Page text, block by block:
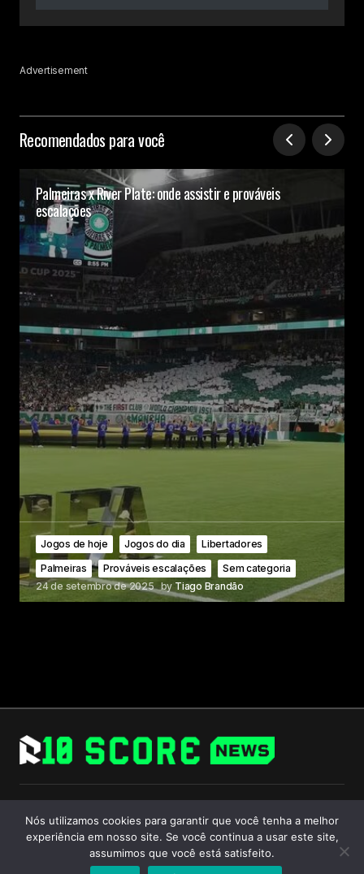
Advertisement
Recomendados para você
Palmeiras x River Plate: onde assistir e prováveis
escalações
Jogos de hoje Jogos do dia
Libertadores
Palmeiras
Prováveis escalações
Sem categoria
24 de setembro de 2025 by Tiago Brandão
Follow Us
Nós utilizamos cookies para garantir que você tenha a melhor
experiência em nosso site. Se você continua a usar este site,
assumimos que você está satisfeito.